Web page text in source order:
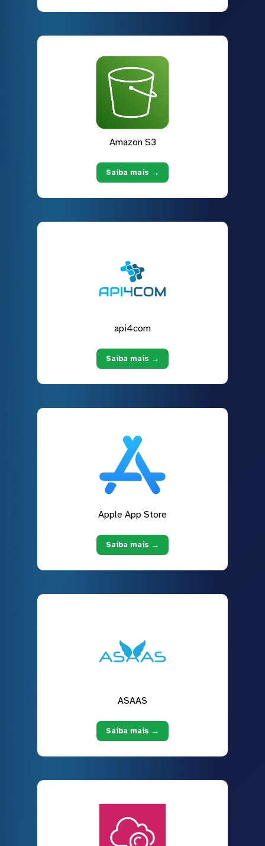
Amazon S3
Saiba mais →
api4com
Saiba mais →
Apple App Store
Saiba mais →
ASAAS
Saiba mais →